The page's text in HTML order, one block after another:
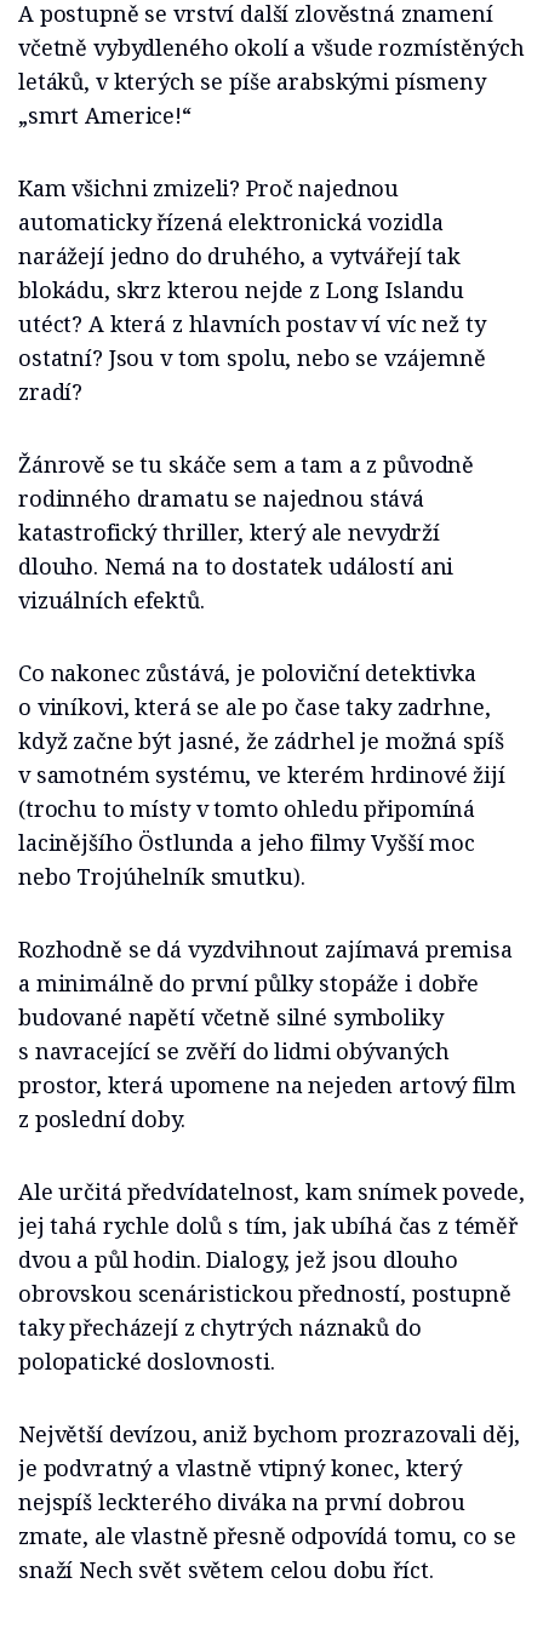
A postupně se vrství další zlověstná znamení
včetně vybydleného okolí a všude rozmístěných
letáků, v kterých se píše arabskými písmeny
„smrt Americe!“
Kam všichni zmizeli? Proč najednou
automaticky řízená elektronická vozidla
narážejí jedno do druhého, a vytvářejí tak
blokádu, skrz kterou nejde z Long Islandu
utéct? A která z hlavních postav ví víc než ty
ostatní? Jsou v tom spolu, nebo se vzájemně
zradí?
Žánrově se tu skáče sem a tam a z původně
rodinného dramatu se najednou stává
katastrofický thriller, který ale nevydrží
dlouho. Nemá na to dostatek událostí ani
vizuálních efektů.
Co nakonec zůstává, je poloviční detektivka
o viníkovi, která se ale po čase taky zadrhne,
když začne být jasné, že zádrhel je možná spíš
v samotném systému, ve kterém hrdinové žijí
(trochu to místy v tomto ohledu připomíná
lacinějšího Östlunda a jeho filmy Vyšší moc
nebo Trojúhelník smutku).
Rozhodně se dá vyzdvihnout zajímavá premisa
a minimálně do první půlky stopáže i dobře
budované napětí včetně silné symboliky
s navracející se zvěří do lidmi obývaných
prostor, která upomene na nejeden artový film
z poslední doby.
Ale určitá předvídatelnost, kam snímek povede,
jej tahá rychle dolů s tím, jak ubíhá čas z téměř
dvou a půl hodin. Dialogy, jež jsou dlouho
obrovskou scenáristickou předností, postupně
taky přecházejí z chytrých náznaků do
polopatické doslovnosti.
Největší devízou, aniž bychom prozrazovali děj,
je podvratný a vlastně vtipný konec, který
nejspíš leckterého diváka na první dobrou
zmate, ale vlastně přesně odpovídá tomu, co se
snaží Nech svět světem celou dobu říct.